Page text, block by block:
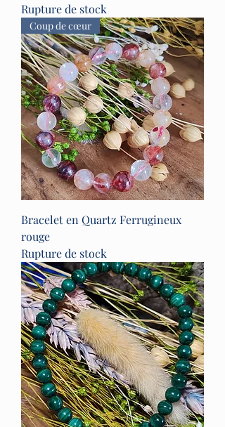
Rupture de stock
Coup de cœur
Bracelet en Quartz Ferrugineux
rouge
Rupture de stock